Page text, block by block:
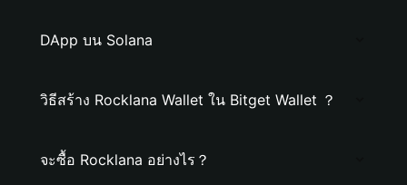
DApp บน Solana
วิธีสร้าง Rocklana Wallet ใน Bitget Wallet ？
จะซื้อ Rocklana อย่างไร？